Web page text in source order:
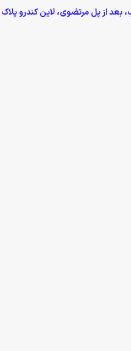
بعد از پل مرتضوی، لاین کندرو پلاک